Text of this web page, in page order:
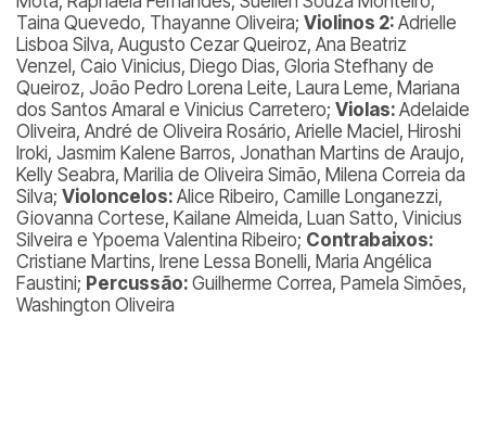
Taina Quevedo, Thayanne Oliveira; Violinos 2: Adrielle
Lisboa Silva, Augusto Cezar Queiroz, Ana Beatriz
Venzel, Caio Vinicius, Diego Dias, Gloria Stefhany de
Queiroz, João Pedro Lorena Leite, Laura Leme, Mariana
dos Santos Amaral e Vinicius Carretero; Violas: Adelaide
Oliveira, André de Oliveira Rosário, Arielle Maciel, Hiroshi
Iroki, Jasmim Kalene Barros, Jonathan Martins de Araujo,
Kelly Seabra, Marilia de Oliveira Simão, Milena Correia da
Silva; Violoncelos: Alice Ribeiro, Camille Longanezzi,
Giovanna Cortese, Kailane Almeida, Luan Satto, Vinicius
Silveira e Ypoema Valentina Ribeiro; Contrabaixos:
Cristiane Martins, Irene Lessa Bonelli, Maria Angélica
Faustini; Percussão: Guilherme Correa, Pamela Simões,
Washington Oliveira